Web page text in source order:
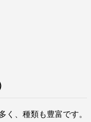
く、種類も豊富です。